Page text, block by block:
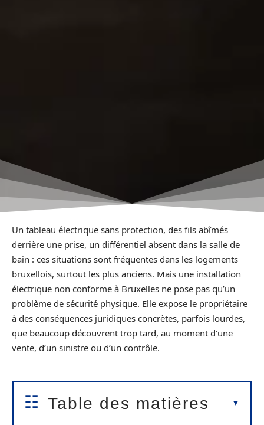
Un tableau électrique sans protection, des fils abîmés
derrière une prise, un différentiel absent dans la salle de
bain : ces situations sont fréquentes dans les logements
bruxellois, surtout les plus anciens. Mais une installation
électrique non conforme à Bruxelles ne pose pas qu’un
problème de sécurité physique. Elle expose le propriétaire
à des conséquences juridiques concrètes, parfois lourdes,
que beaucoup découvrent trop tard, au moment d’une
vente, d’un sinistre ou d’un contrôle.
Table des matières